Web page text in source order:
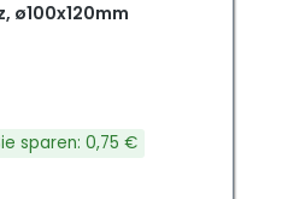
ø100x120mm
sparen: 0,75 €